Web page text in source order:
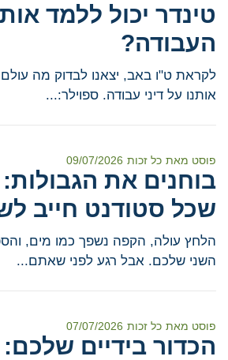
טינדר יכול ללמד
העבודה?
לקראת ט"ו באב, יצאנו לבדוק מה עולם
אותנו על דיני עבודה. ספוילר:...
פוסט מאת כל זכות 09/07/2026
בוחנים את הגבולות:
שכל סטודנט חייב
הלחץ עולה, הקפה נשפך כמו מים,
השני שלכם. אבל רגע לפני שאתם...
פוסט מאת כל זכות 07/07/2026
הכדור בידיים